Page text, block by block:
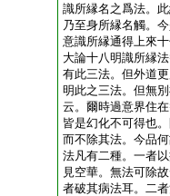
識所縁名之爲法。
乃至身所縁名觸。
意識所縁通得上來
大論十八明識所縁
有此三法。但外道
明此之三法。但無
云。爾時過意界住
皆是幻化不可得也
而不除其法。今品
法凡有二種。一者
見空華。無法可除
者破其病法耳。二